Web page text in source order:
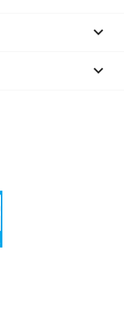
keyboard_arrow_down
